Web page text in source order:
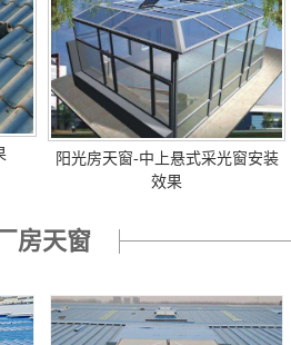
阳光房天窗-中上悬式采光窗安装
效果
房天窗